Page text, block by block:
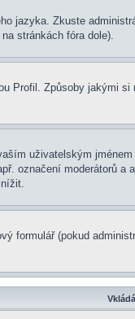
jazyka. Zkuste
stránkách fóra dole).
Profil. Způsoby jakými
uživatelským
označení moderátorů
formulář (pokud